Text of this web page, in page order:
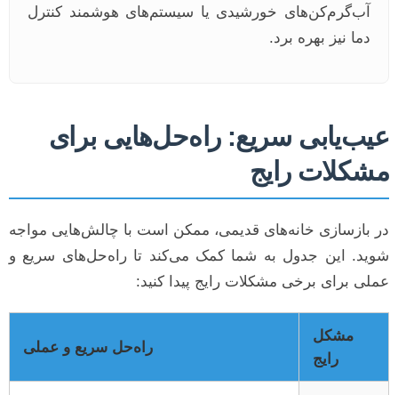
آب‌گرم‌کن‌های خورشیدی یا سیستم‌های هوشمند کنترل
دما نیز بهره برد.
عیب‌یابی سریع: راه‌حل‌هایی برای
مشکلات رایج
در بازسازی خانه‌های قدیمی، ممکن است با چالش‌هایی مواجه
شوید. این جدول به شما کمک می‌کند تا راه‌حل‌های سریع و
عملی برای برخی مشکلات رایج پیدا کنید:
مشکل
رایج
راه‌حل سریع و عملی